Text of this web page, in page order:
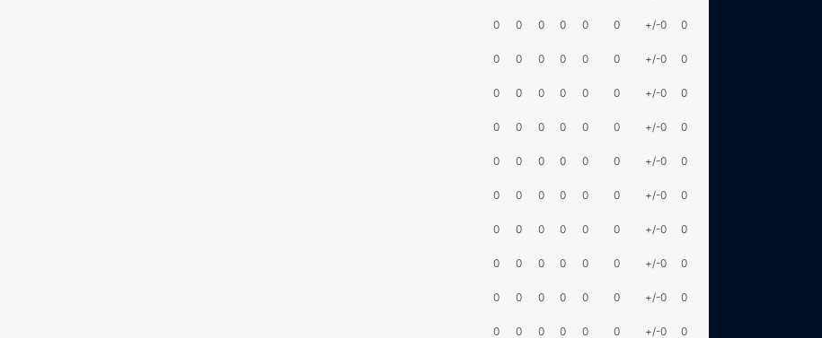
0 0 0 0 0 0 +/-0 0
0 0 0 0 0 0 +/-0 0
0 0 0 0 0 0 +/-0 0
0 0 0 0 0 0 +/-0 0
0 0 0 0 0 0 +/-0 0
0 0 0 0 0 0 +/-0 0
0 0 0 0 0 0 +/-0 0
0 0 0 0 0 0 +/-0 0
0 0 0 0 0 0 +/-0 0
0 0 0 0 0 0 +/-0 0